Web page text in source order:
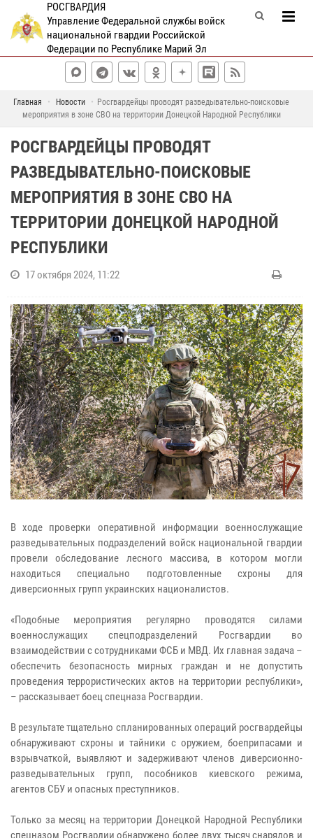
РОСГВАРДИЯ
Управление Федеральной службы войск
национальной гвардии Российской
Федерации по Республике Марий Эл
Главная Новости
Росгвардейцы проводят разведывательно-поисковые
мероприятия в зоне СВО на территории Донецкой Народной Республики
РОСГВАРДЕЙЦЫ ПРОВОДЯТ
РАЗВЕДЫВАТЕЛЬНО-ПОИСКОВЫЕ
МЕРОПРИЯТИЯ В ЗОНЕ СВО НА
ТЕРРИТОРИИ ДОНЕЦКОЙ НАРОДНОЙ
РЕСПУБЛИКИ
17 октября 2024, 11:22
В ходе проверки оперативной информации военнослужащие
разведывательных подразделений войск национальной гвардии
провели обследование лесного массива, в котором могли
находиться специально подготовленные схроны для
диверсионных групп украинских националистов.
«Подобные мероприятия регулярно проводятся силами
военнослужащих спецподразделений Росгвардии во
взаимодействии с сотрудниками ФСБ и МВД. Их главная задача –
обеспечить безопасность мирных граждан и не допустить
проведения террористических актов на территории республики»,
– рассказывает боец спецназа Росгвардии.
В результате тщательно спланированных операций росгвардейцы
обнаруживают схроны и тайники с оружием, боеприпасами и
взрывчаткой, выявляют и задерживают членов диверсионно-
разведывательных групп, пособников киевского режима,
агентов СБУ и опасных преступников.
Только за месяц на территории Донецкой Народной Республики
спецназом Росгвардии обнаружено более двух тысяч снарядов и